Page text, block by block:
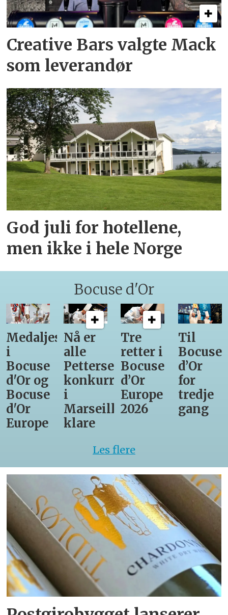
Creative Bars valgte Mack
som leverandør
God juli for hotellene,
men ikke i hele Norge
Bocuse d'Or
Medaljestatistikk
i
Bocuse
d'Or og
Bocuse
d'Or
Europe
Nå er
alle
Pettersens
konkurrenter
i
Marseille
klare
Tre
retter i
Bocuse
d’Or
Europe
2026
Til
Bocuse
d’Or
for
tredje
gang
Les flere